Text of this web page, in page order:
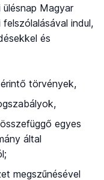
Magyar
indul,
és
törvények,
egyes
által
megszűnésével